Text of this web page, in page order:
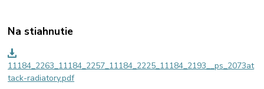
Na stiahnutie
11184_2263_11184_2257_11184_2225_11184_2193__ps_2073at
tack-radiatory.pdf